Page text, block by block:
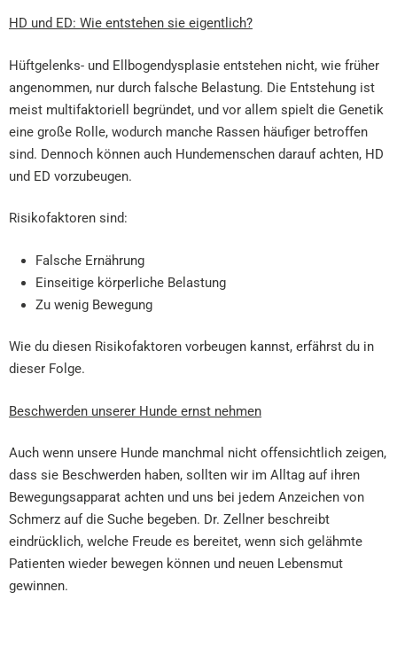
HD und ED: Wie entstehen sie eigentlich?
Hüftgelenks- und Ellbogendysplasie entstehen nicht, wie früher
angenommen, nur durch falsche Belastung. Die Entstehung ist
meist multifaktoriell begründet, und vor allem spielt die Genetik
eine große Rolle, wodurch manche Rassen häufiger betroffen
sind. Dennoch können auch Hundemenschen darauf achten, HD
und ED vorzubeugen.
Risikofaktoren sind:
Falsche Ernährung
Einseitige körperliche Belastung
Zu wenig Bewegung
Wie du diesen Risikofaktoren vorbeugen kannst, erfährst du in
dieser Folge.
Beschwerden unserer Hunde ernst nehmen
Auch wenn unsere Hunde manchmal nicht offensichtlich zeigen,
dass sie Beschwerden haben, sollten wir im Alltag auf ihren
Bewegungsapparat achten und uns bei jedem Anzeichen von
Schmerz auf die Suche begeben. Dr. Zellner beschreibt
eindrücklich, welche Freude es bereitet, wenn sich gelähmte
Patienten wieder bewegen können und neuen Lebensmut
gewinnen.